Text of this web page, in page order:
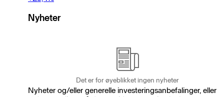
Nyheter
Det er for øyeblikket ingen nyheter
Nyheter og/eller generelle investeringsanbefalinger, eller